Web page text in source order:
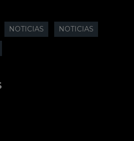
NOTICIAS NOTICIAS